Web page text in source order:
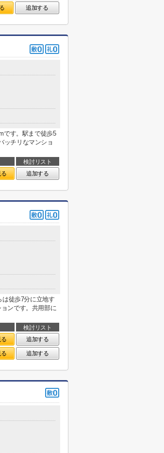
追加する
です。駅まで徒歩5
ッチリなマンショ
検討リスト
る 追加する
は徒歩7分に立地す
ンです。共用部に
検討リスト
る
追加する
る 追加する